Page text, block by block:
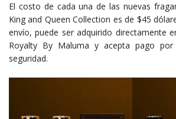
El costo de cada una de las nuevas
King and Queen Collection es de $45
envío, puede ser adquirido directamente
Royalty By Maluma y acepta pago
seguridad.